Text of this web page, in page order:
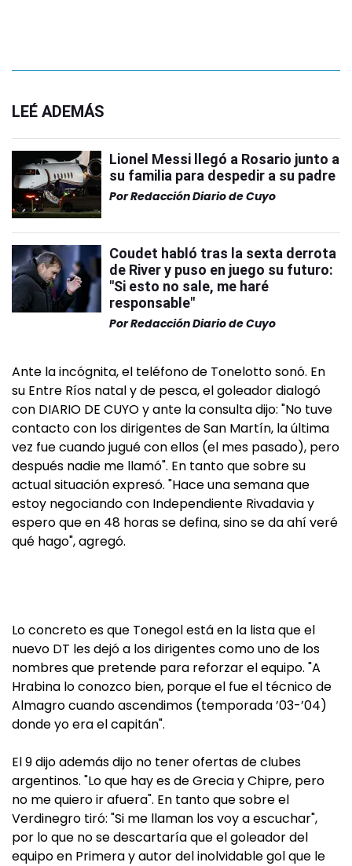
LEÉ ADEMÁS
Lionel Messi llegó a Rosario junto a
su familia para despedir a su padre
PorRedacción Diario de Cuyo
Coudet habló tras la sexta derrota
de River y puso en juego su futuro:
"Si esto no sale, me haré
responsable"
PorRedacción Diario de Cuyo
Ante la incógnita, el teléfono de Tonelotto sonó. En
su Entre Ríos natal y de pesca, el goleador dialogó
con DIARIO DE CUYO y ante la consulta dijo: "No tuve
contacto con los dirigentes de San Martín, la última
vez fue cuando jugué con ellos (el mes pasado), pero
después nadie me llamó". En tanto que sobre su
actual situación expresó. "Hace una semana que
estoy negociando con Independiente Rivadavia y
espero que en 48 horas se defina, sino se da ahí veré
qué hago", agregó.
Lo concreto es que Tonegol está en la lista que el
nuevo DT les dejó a los dirigentes como uno de los
nombres que pretende para reforzar el equipo. "A
Hrabina lo conozco bien, porque el fue el técnico de
Almagro cuando ascendimos (temporada ’03-’04)
donde yo era el capitán".
El 9 dijo además dijo no tener ofertas de clubes
argentinos. "Lo que hay es de Grecia y Chipre, pero
no me quiero ir afuera". En tanto que sobre el
Verdinegro tiró: "Si me llaman los voy a escuchar",
por lo que no se descartaría que el goleador del
equipo en Primera y autor del inolvidable gol que le